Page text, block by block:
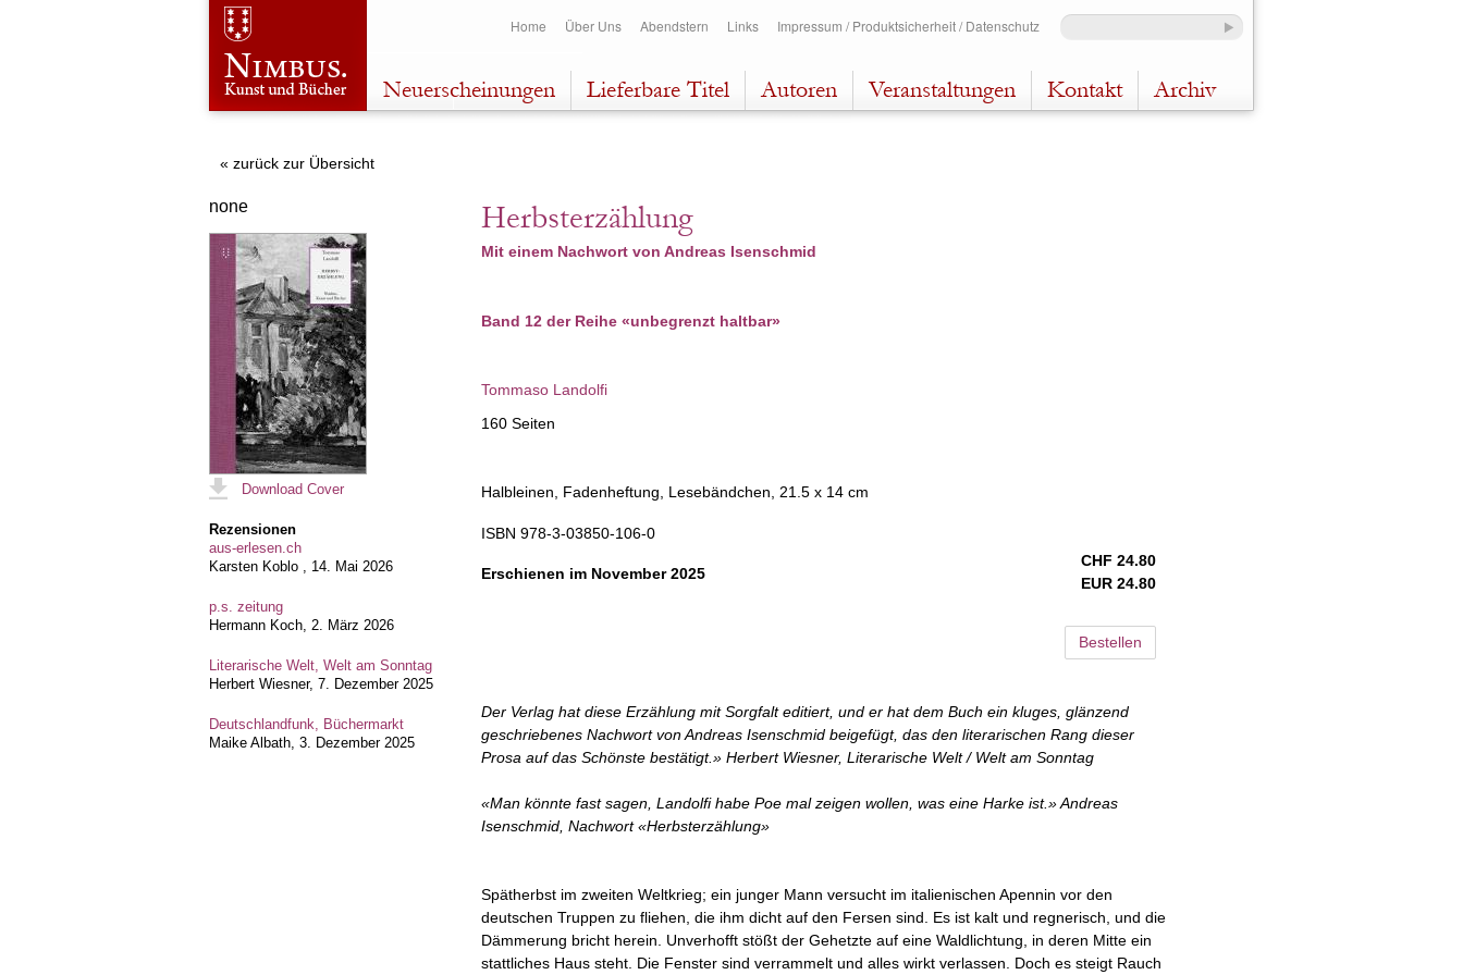
zum
Home Über Uns Abendstern Links Impressum / Produktsicherheit / Datenschutz
Neuerscheinungen Lieferbare Titel Autoren Veranstaltungen Kontakt Archiv
none
Download Cover
Rezensionen
aus-erlesen.ch
Karsten Koblo , 14. Mai 2026
p.s. zeitung
Hermann Koch, 2. März 2026
Literarische Welt, Welt am Sonntag
Herbert Wiesner, 7. Dezember 2025
Deutschlandfunk, Büchermarkt
Maike Albath, 3. Dezember 2025
« zurück zur Übersicht
Herbsterzählung
Mit einem Nachwort von Andreas Isenschmid
Band 12 der Reihe «unbegrenzt haltbar»
Tommaso Landolfi
160 Seiten
Halbleinen, Fadenheftung, Lesebändchen, 21.5 x 14 cm
ISBN 978-3-03850-106-0
Erschienen im November 2025
CHF 24.80
EUR 24.80
Bestellen
Der Verlag hat diese Erzählung mit Sorgfalt editiert, und er hat dem Buch ein kluges, glänzend
geschriebenes Nachwort von Andreas Isenschmid beigefügt, das den literarischen Rang dieser
Prosa auf das Schönste bestätigt.» Herbert Wiesner, Literarische Welt / Welt am Sonntag
«Man könnte fast sagen, Landolfi habe Poe mal zeigen wollen, was eine Harke ist.» Andreas
Isenschmid, Nachwort «Herbsterzählung»
Spätherbst im zweiten Weltkrieg; ein junger Mann versucht im italienischen Apennin vor den
deutschen Truppen zu fliehen, die ihm dicht auf den Fersen sind. Es ist kalt und regnerisch, und die
Dämmerung bricht herein. Unverhofft stößt der Gehetzte auf eine Waldlichtung, in deren Mitte ein
stattliches Haus steht. Die Fenster sind verrammelt und alles wirkt verlassen. Doch es steigt Rauch